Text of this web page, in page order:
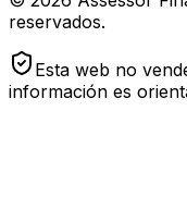
reservados.
Esta web no
información es